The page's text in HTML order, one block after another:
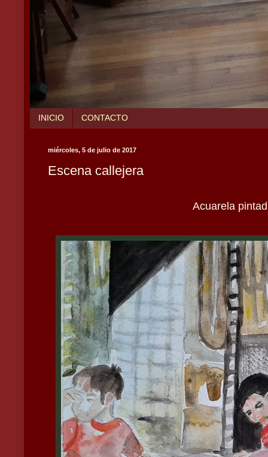
INICIO CONTACTO
miércoles, 5 de julio de 2017
Escena callejera
Acuarela